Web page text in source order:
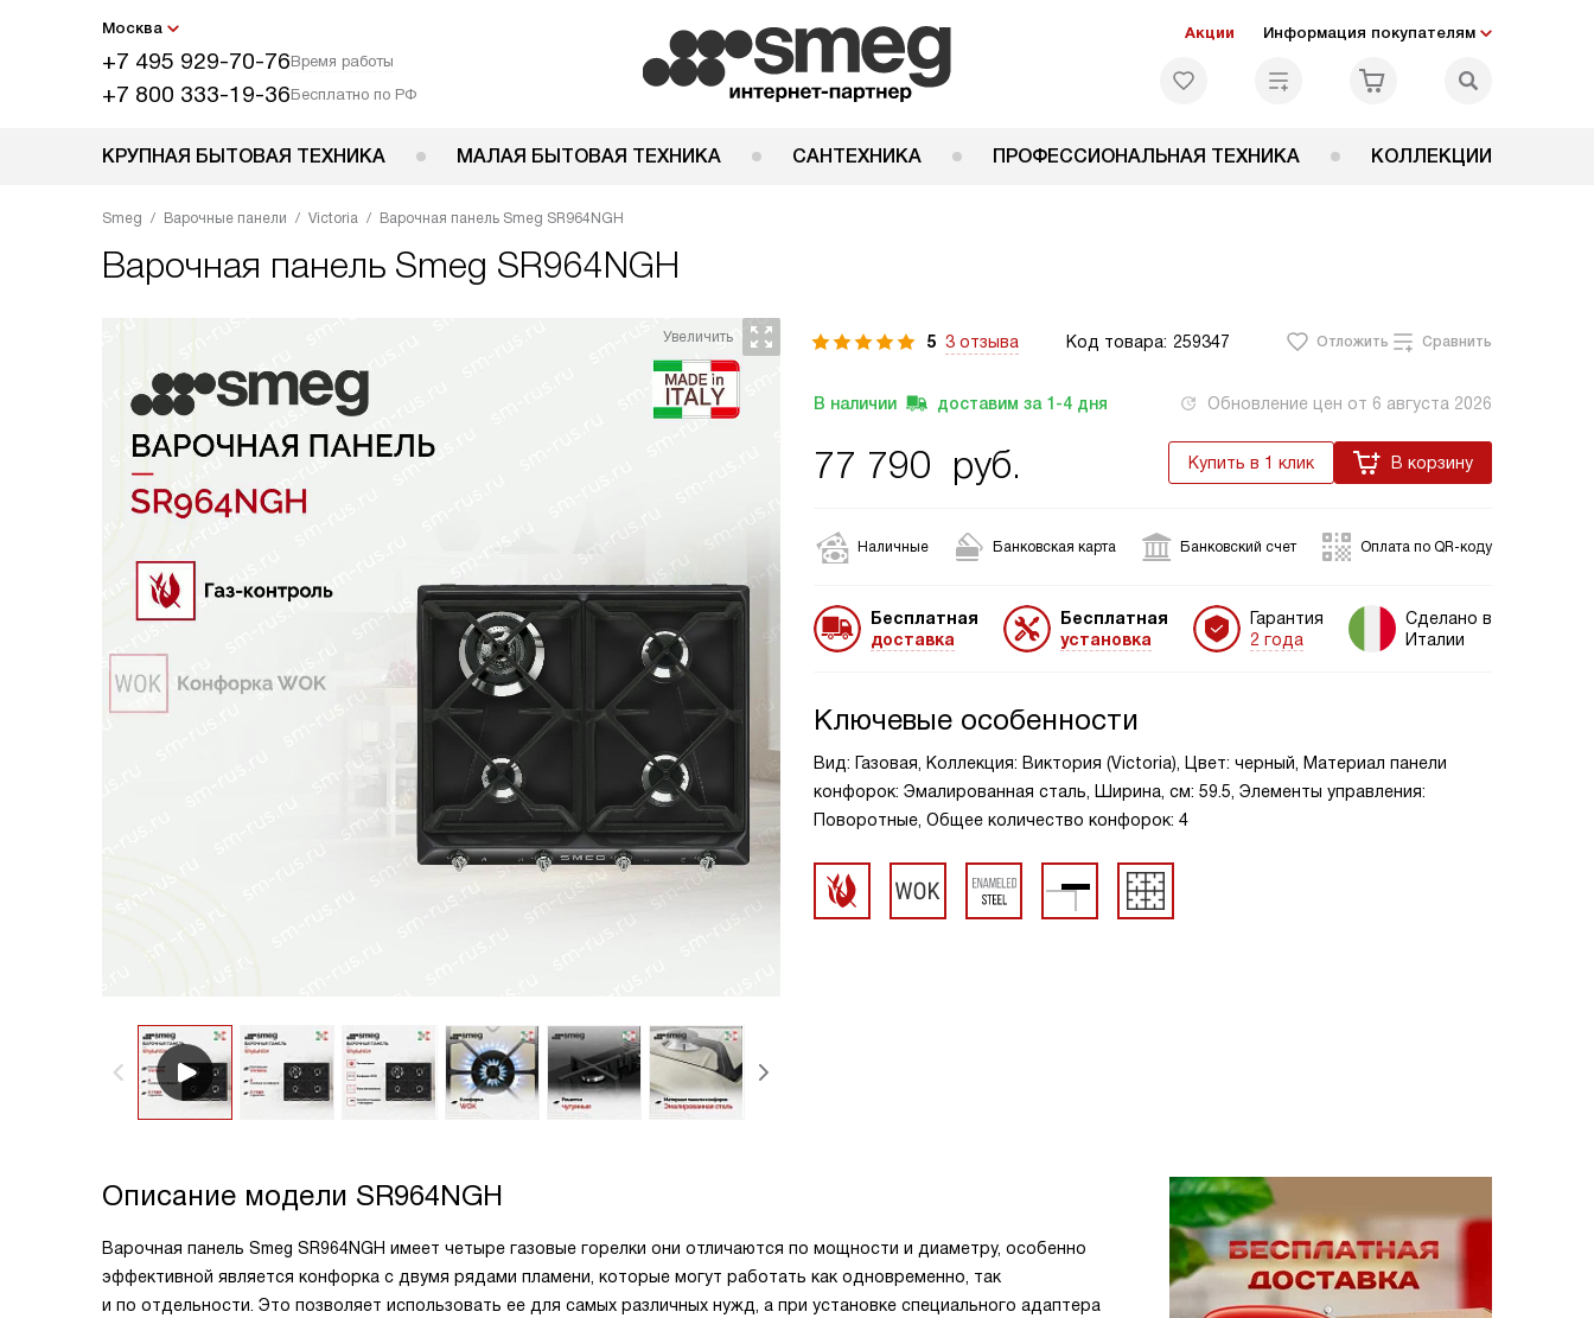
Москва
+7 495 929-70-76Время работы
+7 800 333-19-36Бесплатно по РФ
Акции Информация покупателям
КРУПНАЯ БЫТОВАЯ ТЕХНИКА МАЛАЯ БЫТОВАЯ ТЕХНИКА САНТЕХНИКА ПРОФЕССИОНАЛЬНАЯ ТЕХНИКА КОЛЛЕКЦИИ
Smeg Варочные панели Victoria Варочная панель Smeg SR964NGH
Варочная панель Smeg SR964NGH
5 3 отзыва Код товара: 259347 Отложить Сравнить
В наличии доставим за 1-4 дня Обновление цен от 6 августа 2026
77 790 руб. Купить в 1 клик В корзину
Наличные Банковская карта Банковский счет Оплата по QR-коду
Бесплатная
доставка
Бесплатная
установка
Гарантия
2 года
Сделано в
Италии
Ключевые особенности
Вид: Газовая, Коллекция: Виктория (Victoria), Цвет: черный, Материал панели
конфорок: Эмалированная сталь, Ширина, см: 59.5, Элементы управления:
Поворотные, Общее количество конфорок: 4
Описание модели SR964NGH
Варочная панель Smeg SR964NGH имеет четыре газовые горелки они отличаются по мощности и диаметру, особенно
эффективной является конфорка с двумя рядами пламени, которые могут работать как одновременно, так
и по отдельности. Это позволяет использовать ее для самых различных нужд, а при установке специального адаптера